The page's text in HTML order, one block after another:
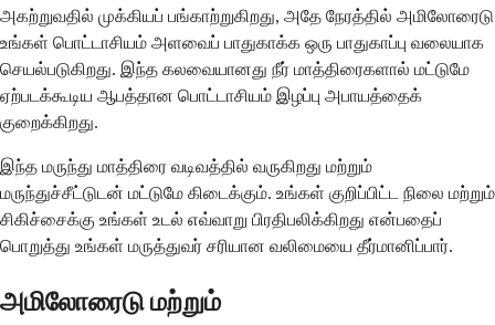
அகற்றுவதில் முக்கியப் பங்காற்றுகிறது, அதே நேரத்தில் அமிலோரைடு
உங்கள் பொட்டாசியம் அளவைப் பாதுகாக்க ஒரு பாதுகாப்பு வலையாக
செயல்படுகிறது. இந்த கலவையானது நீர் மாத்திரைகளால் மட்டுமே
ஏற்படக்கூடிய ஆபத்தான பொட்டாசியம் இழப்பு அபாயத்தைக்
குறைக்கிறது.
இந்த மருந்து மாத்திரை வடிவத்தில் வருகிறது மற்றும்
மருந்துச்சீட்டுடன் மட்டுமே கிடைக்கும். உங்கள் குறிப்பிட்ட நிலை மற்றும்
சிகிச்சைக்கு உங்கள் உடல் எவ்வாறு பிரதிபலிக்கிறது என்பதைப்
பொறுத்து உங்கள் மருத்துவர் சரியான வலிமையை தீர்மானிப்பார்.
அமிலோரைடு மற்றும்